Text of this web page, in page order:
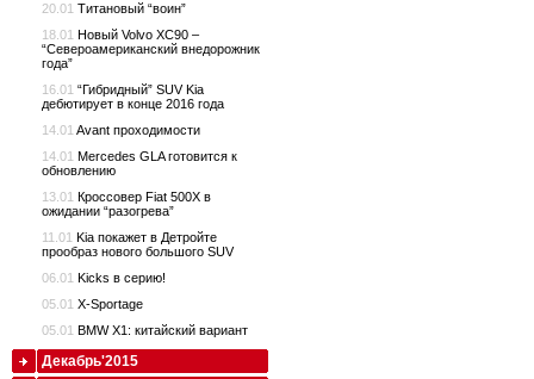
20.01 Титановый “воин”
18.01 Новый Volvo XC90 –
“Североамериканский внедорожник
года”
16.01 “Гибридный” SUV Kia
дебютирует в конце 2016 года
14.01 Avant проходимости
14.01 Mercedes GLA готовится к
обновлению
13.01 Кроссовер Fiat 500X в
ожидании “разогрева”
11.01 Kia покажет в Детройте
прообраз нового большого SUV
06.01 Kicks в серию!
05.01 X-Sportage
05.01 BMW X1: китайский вариант
Декабрь'2015